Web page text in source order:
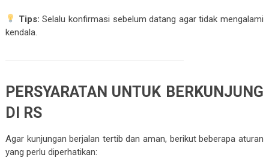
Tips: Selalu konfirmasi sebelum datang agar tidak mengalami
kendala.
PERSYARATAN UNTUK BERKUNJUNG
DI RS
Agar kunjungan berjalan tertib dan aman, berikut beberapa aturan
yang perlu diperhatikan: